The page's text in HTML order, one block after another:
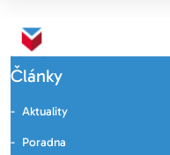
Články
Aktuality
Poradna